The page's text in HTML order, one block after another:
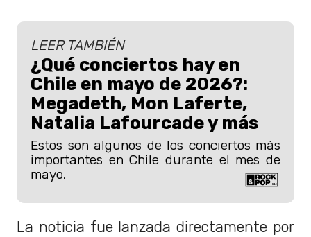
LEER TAMBIÉN
¿Qué conciertos hay en
Chile en mayo de 2026?:
Megadeth, Mon Laferte,
Natalia Lafourcade y más
Estos son algunos de los conciertos más
importantes en Chile durante el mes de
mayo.
La noticia fue lanzada directamente por